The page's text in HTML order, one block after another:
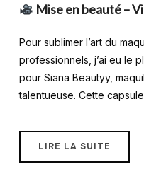
Mise en beauté –
Pour sublimer l’art du
professionnels, j’ai eu le
pour Siana Beautyy,
talentueuse. Cette
LIRE LA SUITE